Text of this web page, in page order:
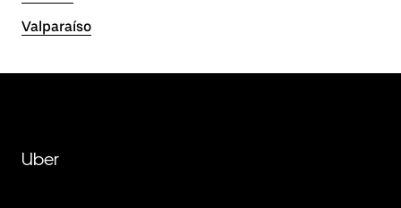
Valparaíso
Uber